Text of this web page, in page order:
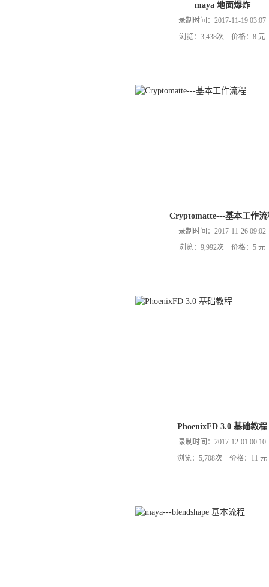
maya 地面爆炸
录制时间：2017-11-19 03:07
浏览：3,438次 价格：8 元
Cryptomatte---基本工作流
录制时间：2017-11-26 09:02
浏览：9,992次 价格：5 元
PhoenixFD 3.0 基础教程
录制时间：2017-12-01 00:10
浏览：5,708次 价格：11 元